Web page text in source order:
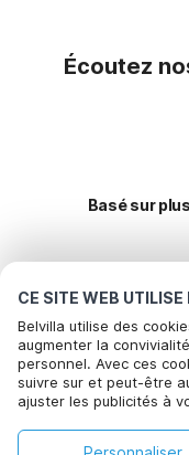
CE SITE WEB UTILISE
Belvilla utilise des
augmenter la
personnel. Avec ces
suivre sur et peut-être
ajuster les publicités à
Accepter, vous
Écoutez
Basé sur
Destinations
vacances
Villes offrant les
Location de vacances
Maison de vacances
Commodités
Maison de vacances au